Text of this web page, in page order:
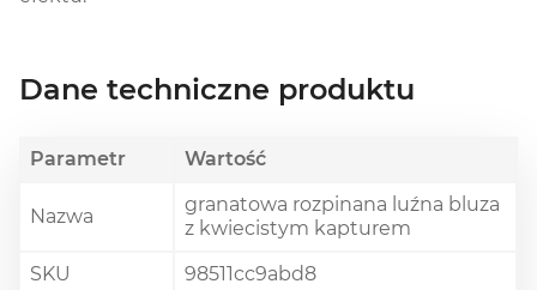
Dane techniczne produktu
Parametr Wartość
Nazwa
granatowa rozpinana luźna bluza
z kwiecistym kapturem
SKU
98511cc9abd8